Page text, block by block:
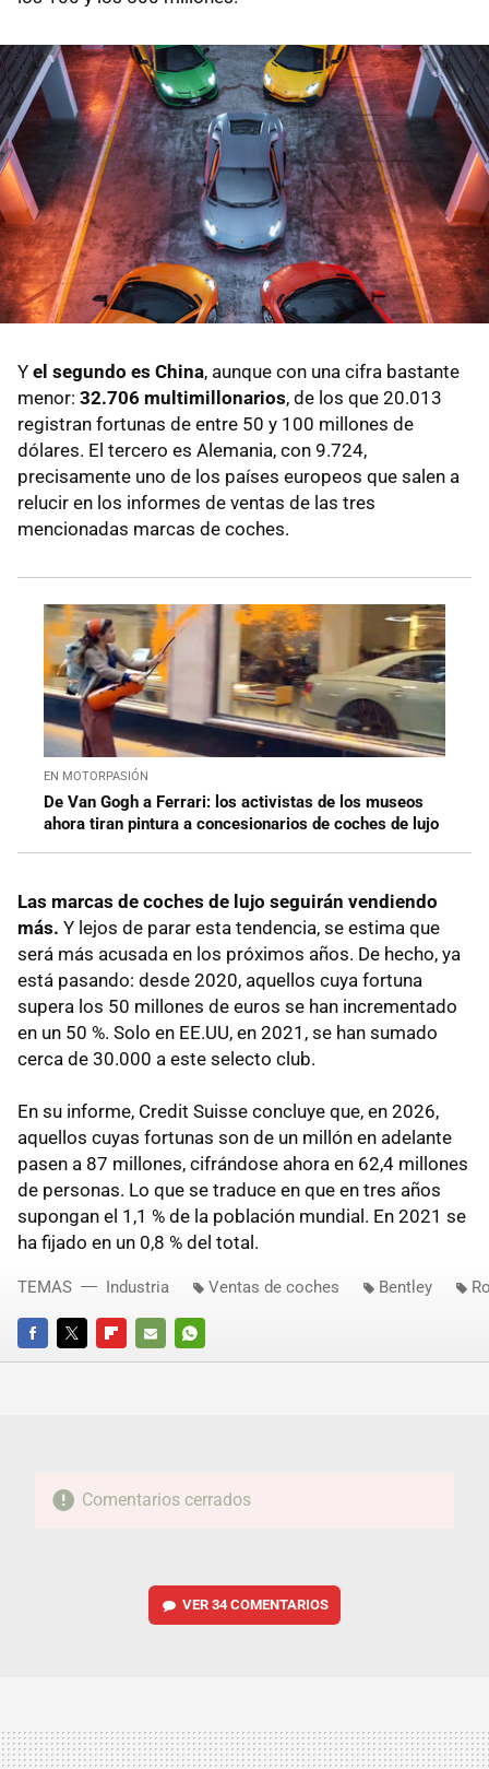
Y el segundo es China, aunque con una cifra bastante
menor: 32.706 multimillonarios, de los que 20.013
registran fortunas de entre 50 y 100 millones de
dólares. El tercero es Alemania, con 9.724,
precisamente uno de los países europeos que salen a
relucir en los informes de ventas de las tres
mencionadas marcas de coches.
EN MOTORPASIÓN
De Van Gogh a Ferrari: los activistas de los museos
ahora tiran pintura a concesionarios de coches de lujo
Las marcas de coches de lujo seguirán vendiendo
más. Y lejos de parar esta tendencia, se estima que
será más acusada en los próximos años. De hecho, ya
está pasando: desde 2020, aquellos cuya fortuna
supera los 50 millones de euros se han incrementado
en un 50 %. Solo en EE.UU, en 2021, se han sumado
cerca de 30.000 a este selecto club.
En su informe, Credit Suisse concluye que, en 2026,
aquellos cuyas fortunas son de un millón en adelante
pasen a 87 millones, cifrándose ahora en 62,4 millones
de personas. Lo que se traduce en que en tres años
supongan el 1,1 % de la población mundial. En 2021 se
ha fijado en un 0,8 % del total.
FACEBOOKTWITTERFLIPBOARD
E-
WHATSAPP
TEMAS Industria Ventas de coches Bentley
Comentarios cerrados
VER 34 COMENTARIOS